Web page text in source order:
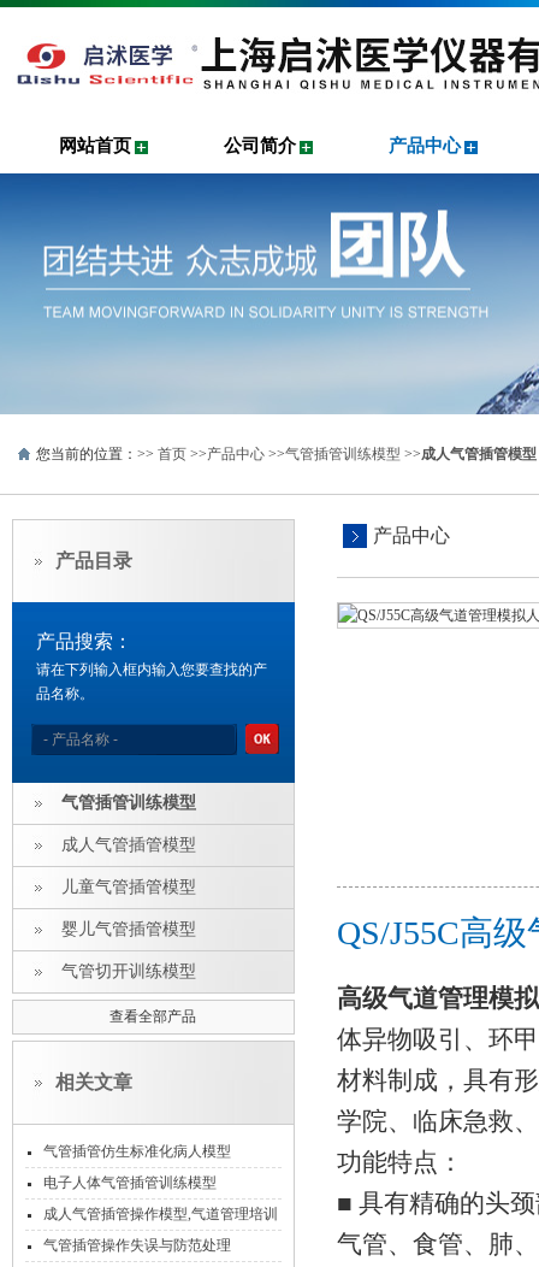
网站首页 公司简介 产品中心
您当前的位置：>> 首页 >>产品中心 >>气管插管训练模型 >>成人气管插管模型
产品中心
QS/J55C高
高级气道管理模
体异物吸引、环
材料制成，具有
学院、临床急救
功能特点：
■ 具有精确的头
气管、食管、肺
产品目录
产品搜索：
请在下列输入框内输入您要查找的产
品名称。
气管插管训练模型
成人气管插管模型
儿童气管插管模型
婴儿气管插管模型
气管切开训练模型
查看全部产品
相关文章
气管插管仿生标准化病人模型
电子人体气管插管训练模型
成人气管插管操作模型,气道管理培训
模拟人
气管插管操作失误与防范处理